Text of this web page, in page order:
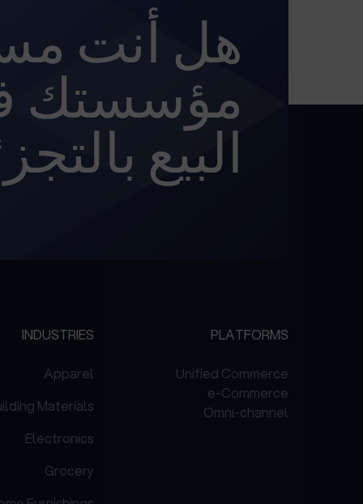
هل أنت
مؤسستك
البيع
PLATFORMS
Unified Commerce
e-Commerce
Omni-channel
INDUSTRIES
Apparel
Materials
Electronics
Grocery